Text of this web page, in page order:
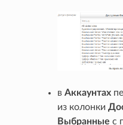
вАккаунтах
из колонки
Выбранные с